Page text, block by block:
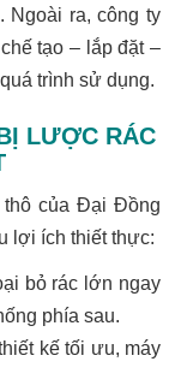
Ngoài ra, công ty
tạo – lắp đặt –
trình sử dụng.
LƯỢC RÁC
của Đại Đồng
lợi ích thiết thực:
bỏ rác lớn ngay
phía sau.
kế tối ưu, máy